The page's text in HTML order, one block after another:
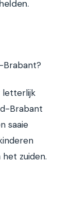
Brabant?
letterlijk
Brabant
saaie
zuiden.